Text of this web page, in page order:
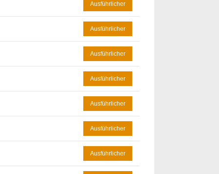
Ausführlicher
Ausführlicher
Ausführlicher
Ausführlicher
Ausführlicher
Ausführlicher
Ausführlicher